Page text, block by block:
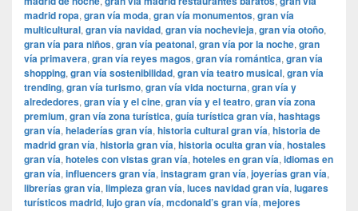
madrid ropa, gran vía moda, gran vía monumentos, gran vía
multicultural, gran vía navidad, gran vía nochevieja, gran vía otoño,
gran vía para niños, gran vía peatonal, gran vía por la noche, gran
vía primavera, gran vía reyes magos, gran vía romántica, gran vía
shopping, gran vía sostenibilidad, gran vía teatro musical, gran vía
trending, gran vía turismo, gran vía vida nocturna, gran vía y
alrededores, gran vía y el cine, gran vía y el teatro, gran vía zona
premium, gran vía zona turística, guía turística gran vía, hashtags
gran vía, heladerías gran vía, historia cultural gran vía, historia de
madrid gran vía, historia gran vía, historia oculta gran vía, hostales
gran vía, hoteles con vistas gran vía, hoteles en gran vía, idiomas en
gran vía, influencers gran vía, instagram gran vía, joyerías gran vía,
librerías gran vía, limpieza gran vía, luces navidad gran vía, lugares
turísticos madrid, lujo gran vía, mcdonald’s gran vía, mejores